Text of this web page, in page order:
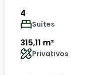
4
Suítes
315,11 m²
Privativos